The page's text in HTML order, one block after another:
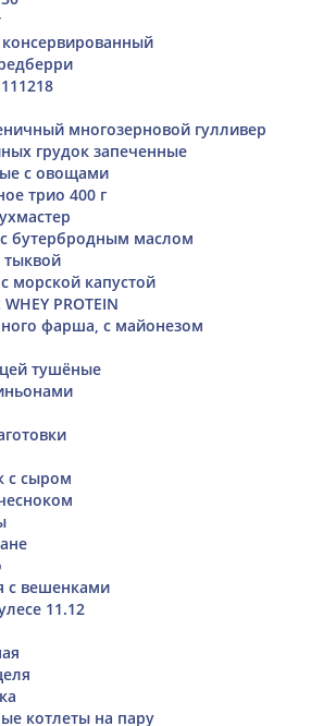
многозерновой гулливер
грудок запеченные
с овощами
трио 400 г
бутербродным маслом
морской капустой
PROTEIN
фарша, с майонезом
тушёные
с сыром
с вешенками
11.12
котлеты на пару